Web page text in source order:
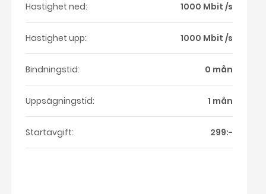
Hastighet ned: 1000 Mbit /s
Hastighet upp: 1000 Mbit /s
Bindningstid: 0 mån
Uppsägningstid: 1 mån
Startavgift: 299:-